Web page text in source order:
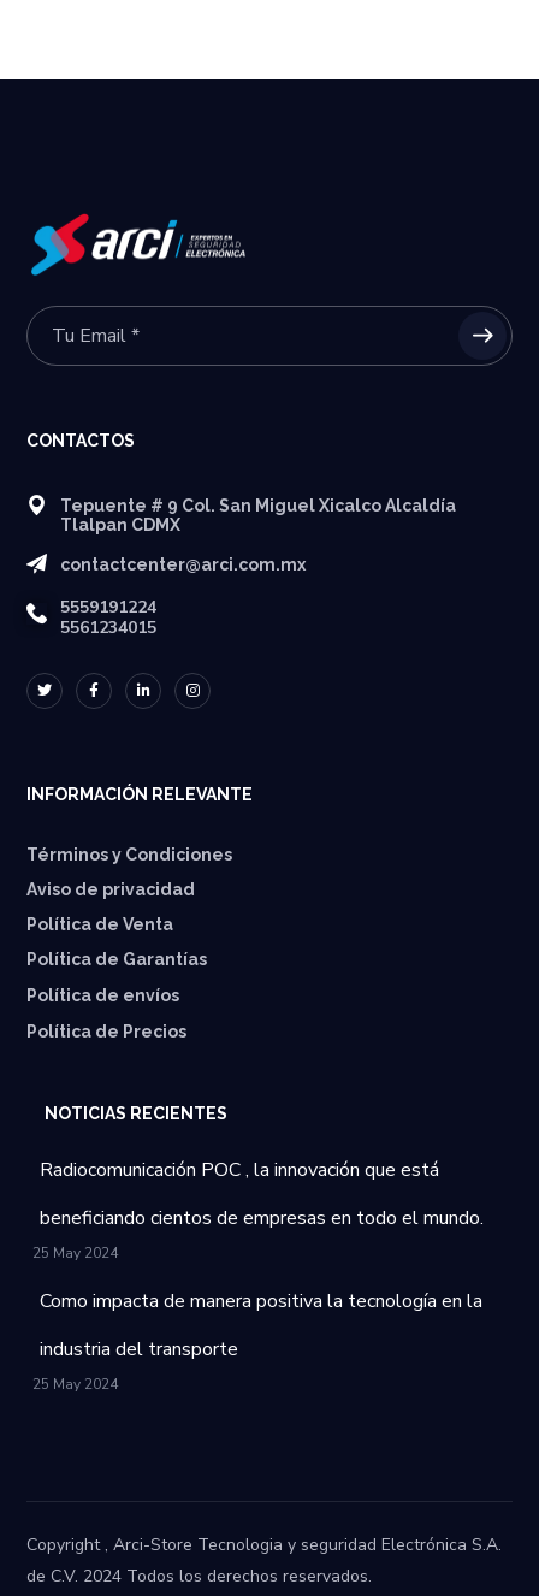
CONTACTOS
Tepuente # 9 Col. San Miguel Xicalco Alcaldía
Tlalpan CDMX
contactcenter@arci.com.mx
5559191224
5561234015
INFORMACIÓN RELEVANTE
Términos y Condiciones
Aviso de privacidad
Política de Venta
Política de Garantías
⁠Política de envíos
Política de Precios
NOTICIAS RECIENTES
Radiocomunicación POC , la innovación que está
beneficiando cientos de empresas en todo el mundo.
25 May 2024
Como impacta de manera positiva la tecnología en la
industria del transporte
25 May 2024
Copyright , Arci-Store Tecnologia y seguridad Electrónica S.A.
de C.V. 2024 Todos los derechos reservados.